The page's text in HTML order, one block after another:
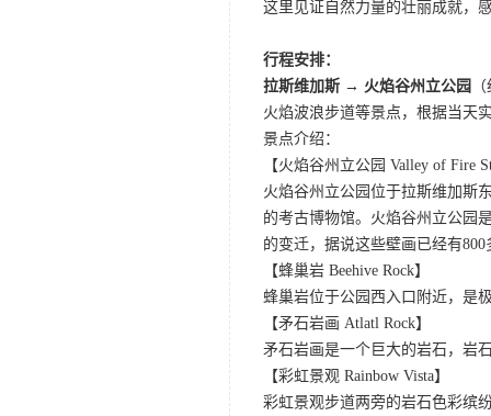
这里见证自然力量的壮丽成就，
行程安排：
拉斯维加斯 → 火焰谷州立公园
火焰波浪步道等景点，根据当天
景点介绍：
【火焰谷州立公园 Valley of Fire
火焰谷州立公园位于拉斯维加斯
的考古博物馆。火焰谷州立公园
的变迁，据说这些壁画已经有
【蜂巢岩 Beehive Rock】
蜂巢岩位于公园西入口附近，是
【矛石岩画 Atlatl Rock】
矛石岩画是一个巨大的岩石，岩
【彩虹景观 Rainbow Vista】
彩虹景观步道两旁的岩石色彩缤